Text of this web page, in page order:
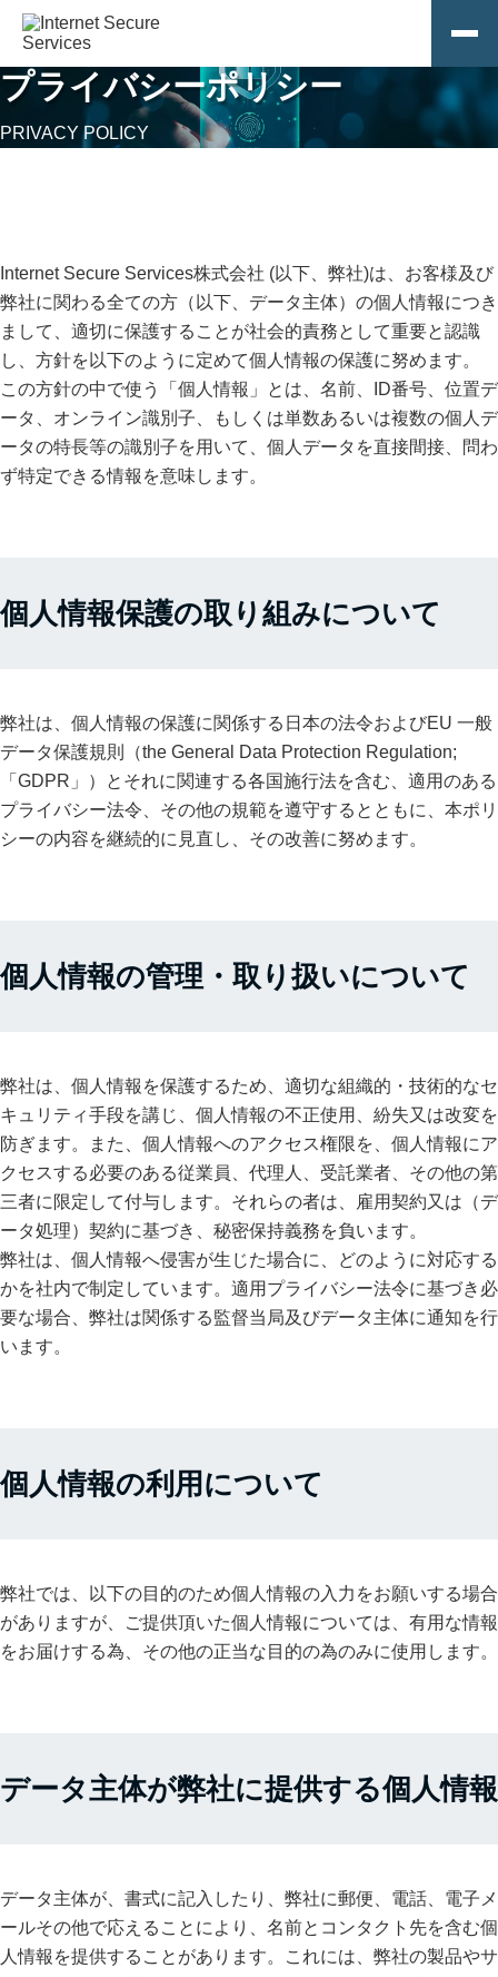
ホーム
ISSの特長
サービス概要 特長
課題と解決
サイバー･スレット･インテリジェンス･サービス
サービス概要 特長
課題と解決 関連サービス
エクスポージャー・マネージメント・サービス
サービス概要 特長
課題と解決
セキュリティ･エスカレーション･サービス
サービス概要
サイバー･セキュリティ･人材育成サービス
課題と解決
代表メッセージ
企業概要
主要メンバー
アクセス
お知らせ
ISSコラム
お問い合わせ
緊急対応依頼
プライバシーポリシー
PRIVACY POLICY
Internet Secure Services株式会社 (以下、弊社)は、お客様及び
弊社に関わる全ての方（以下、データ主体）の個人情報につき
まして、適切に保護することが社会的責務として重要と認識
し、方針を以下のように定めて個人情報の保護に努めます。
この方針の中で使う「個人情報」とは、名前、ID番号、位置デ
ータ、オンライン識別子、もしくは単数あるいは複数の個人デ
ータの特長等の識別子を用いて、個人データを直接間接、問わ
ず特定できる情報を意味します。
個人情報保護の取り組みについて
弊社は、個人情報の保護に関係する日本の法令およびEU 一般
データ保護規則（the General Data Protection Regulation;
「GDPR」）とそれに関連する各国施行法を含む、適用のある
プライバシー法令、その他の規範を遵守するとともに、本ポリ
シーの内容を継続的に見直し、その改善に努めます。
個人情報の管理・取り扱いについて
弊社は、個人情報を保護するため、適切な組織的・技術的なセ
キュリティ手段を講じ、個人情報の不正使用、紛失又は改変を
防ぎます。また、個人情報へのアクセス権限を、個人情報にア
クセスする必要のある従業員、代理人、受託業者、その他の第
三者に限定して付与します。それらの者は、雇用契約又は（デ
ータ処理）契約に基づき、秘密保持義務を負います。
弊社は、個人情報へ侵害が生じた場合に、どのように対応する
かを社内で制定しています。適用プライバシー法令に基づき必
要な場合、弊社は関係する監督当局及びデータ主体に通知を行
います。
個人情報の利用について
弊社では、以下の目的のため個人情報の入力をお願いする場合
がありますが、ご提供頂いた個人情報については、有用な情報
をお届けする為、その他の正当な目的の為のみに使用します。
データ主体が弊社に提供する個人情報
データ主体が、書式に記入したり、弊社に郵便、電話、電子メ
ールその他で応えることにより、名前とコンタクト先を含む個
人情報を提供することがあります。これには、弊社の製品やサ